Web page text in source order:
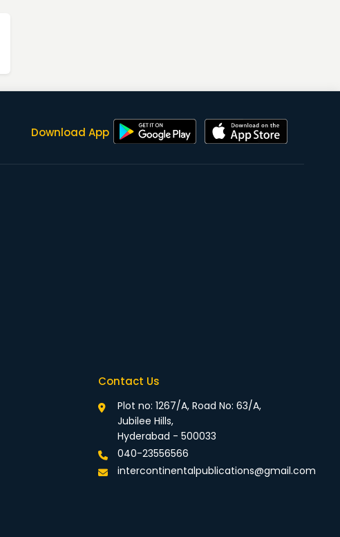
Download App
Contact Us
Plot no: 1267/A, Road No: 63/A,
Jubilee Hills,
Hyderabad - 500033
040-23556566
intercontinentalpublications@gmail.com